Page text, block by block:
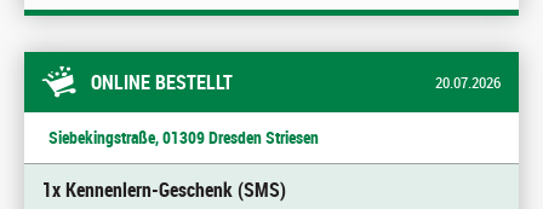
ONLINE BESTELLT 20.07.2026
Siebekingstraße, 01309 Dresden Striesen
1x Kennenlern-Geschenk (SMS)